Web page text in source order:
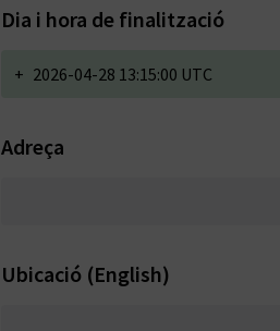
Dia i hora de finalització
+ 2026-04-28 13:15:00 UTC
Adreça
Ubicació (English)